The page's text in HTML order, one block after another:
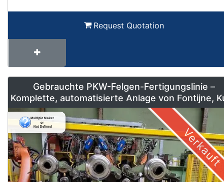
Request Quotation
Gebrauchte PKW-Felgen-Fertigungslinie –
Komplette, automatisierte Anlage von Fontijne,
& Georg
Verkauft